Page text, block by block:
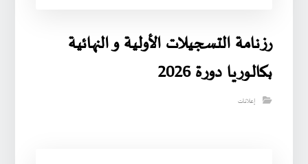
رزنامة التسجيلات الأولية و النهائية
بكالوريا دورة 2026
إعلانات